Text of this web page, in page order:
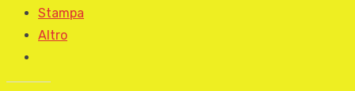
Stampa
Altro